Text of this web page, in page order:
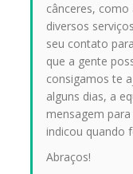
cânceres,
diversos
seu contato
que a gente
consigamos te
alguns dias, a
mensagem
indicou quando
Abraços!